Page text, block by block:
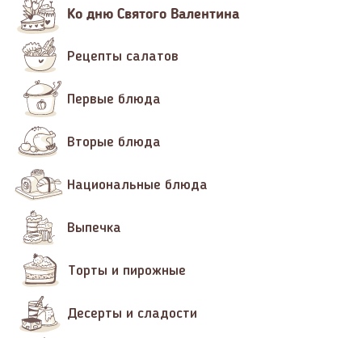
Ко дню Святого Валентина
Рецепты салатов
Первые блюда
Вторые блюда
Национальные блюда
Выпечка
Торты и пирожные
Десерты и сладости